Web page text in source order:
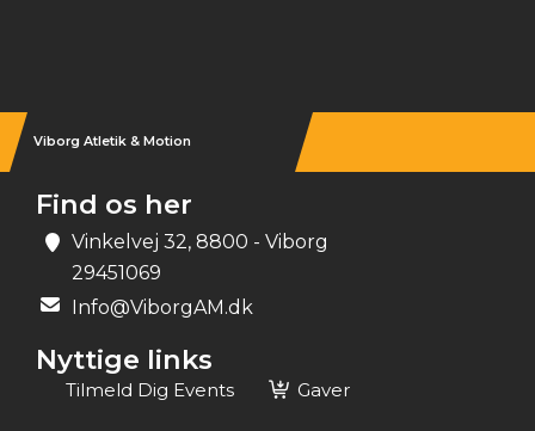
Viborg Atletik & Motion
Find os her
Vinkelvej 32, 8800 - Viborg
29451069
Info@ViborgAM.dk
Nyttige links
Tilmeld Dig Events Gaver